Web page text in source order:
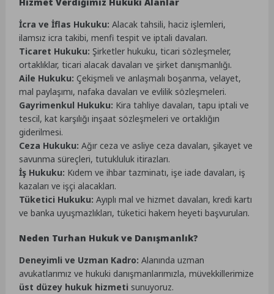
İcra ve İflas Hukuku: Alacak tahsili, haciz işlemleri,
ilamsız icra takibi, menfi tespit ve iptali davaları.
Ticaret Hukuku: Şirketler hukuku, ticari sözleşmeler,
ortaklıklar, ticari alacak davaları ve şirket danışmanlığı.
Aile Hukuku: Çekişmeli ve anlaşmalı boşanma, velayet,
mal paylaşımı, nafaka davaları ve evlilik sözleşmeleri.
Gayrimenkul Hukuku: Kira tahliye davaları, tapu iptali ve
tescil, kat karşılığı inşaat sözleşmeleri ve ortaklığın
giderilmesi.
Ceza Hukuku: Ağır ceza ve asliye ceza davaları, şikayet ve
savunma süreçleri, tutukluluk itirazları.
İş Hukuku: Kıdem ve ihbar tazminatı, işe iade davaları, iş
kazaları ve işçi alacakları.
Tüketici Hukuku: Ayıplı mal ve hizmet davaları, kredi kartı
ve banka uyuşmazlıkları, tüketici hakem heyeti başvuruları.
Neden Turhan Hukuk ve Danışmanlık?
Deneyimli ve Uzman Kadro: Alanında uzman
avukatlarımız ve hukuki danışmanlarımızla, müvekkillerimize
üst düzey hukuk hizmeti sunuyoruz.